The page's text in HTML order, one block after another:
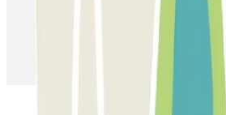
Parking en Aeropuerto Madrid Barajas
Parking en Sants - Estación de Barcelona